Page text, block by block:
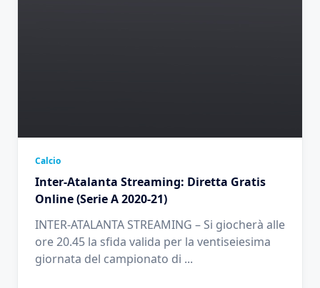
Calcio
Inter-Atalanta Streaming: Diretta Gratis
Online (Serie A 2020-21)
INTER-ATALANTA STREAMING – Si giocherà alle
ore 20.45 la sfida valida per la ventiseiesima
giornata del campionato di ...